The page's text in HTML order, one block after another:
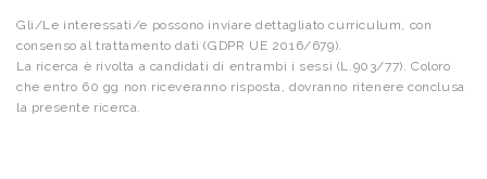
Gli/Le interessati/e possono inviare dettagliato curriculum, con
consenso al trattamento dati (GDPR UE 2016/679).
La ricerca è rivolta a candidati di entrambi i sessi (L.903/77). Coloro
che entro 60 gg non riceveranno risposta, dovranno ritenere conclusa
la presente ricerca.